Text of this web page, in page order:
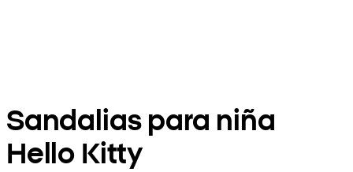
Sandalias para niña
Hello Kitty